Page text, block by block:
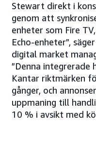
Stewart direkt i
genom att
enheter som Fire
Echo-enheter”,
digital market
”Denna
Kantar riktmärken
gånger, och
uppmaning till
10 % i avsikt med